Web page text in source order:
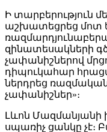
Ի տարբերություն
աշխատեցրեց մոտ
զինատեսակների
չափանիշներով
դիպուկահար
ներդրեց
չափանիշներ»։
Լևոն Մազմանյանի
սպառիչ ցանկը չէ։